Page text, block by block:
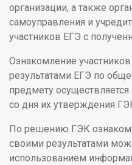
организации, а также
самоуправления и
участников ЕГЭ с
Ознакомление
результатами ЕГЭ по
предмету
со дня их утверждения
По решению ГЭК
своими результатами
использованием